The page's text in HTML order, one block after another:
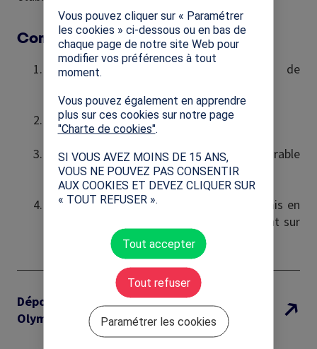
Comment s’inscrire ?
L’enseignant dépose une demande de
Le projet est étudié par le CNOSF
Transmission de l’avis favorable ou défavorable
de « labellisation »
En cas d’avis favorable, l'enseignant est mis en
référent sur
son territoire.
Déposer une candidature au label Classe
Olympique
Vous pouvez cliquer sur « Paramétrer
les cookies » ci-dessous ou en bas de
chaque page de notre site Web pour
modifier vos préférences à tout
moment.
Vous pouvez également en apprendre
plus sur ces cookies sur notre page
"Charte de cookies".
SI VOUS AVEZ MOINS DE 15 ANS,
VOUS NE POUVEZ PAS CONSENTIR
AUX COOKIES ET DEVEZ CLIQUER SUR
« TOUT REFUSER ».
Tout accepter
Tout refuser
Paramétrer les cookies